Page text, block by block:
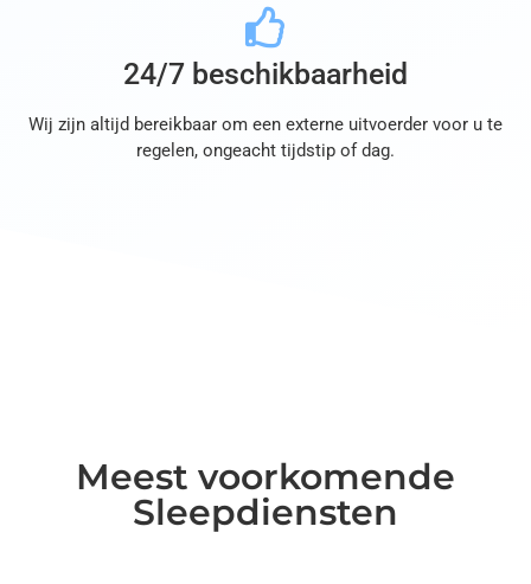
24/7 beschikbaarheid
Wij zijn altijd bereikbaar om een externe uitvoerder voor u te
regelen, ongeacht tijdstip of dag.
Meest voorkomende
Sleepdiensten